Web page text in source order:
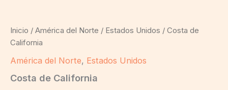
Inicio / América del Norte / Estados Unidos / Costa de
California
América del Norte, Estados Unidos
Costa de California